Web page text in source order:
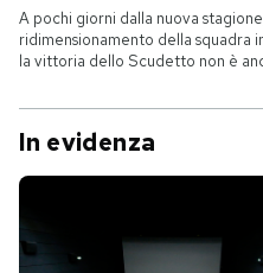
A pochi giorni dalla nuova
ridimensionamento della squadra
la vittoria dello Scudetto non è
In evidenza